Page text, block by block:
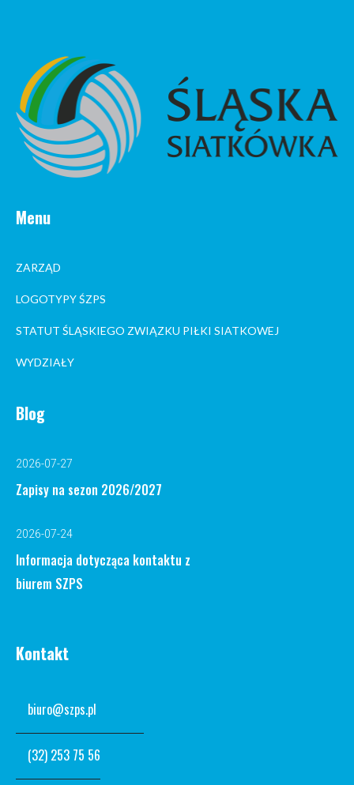
Menu
ZARZĄD
LOGOTYPY ŚZPS
STATUT ŚLĄSKIEGO ZWIĄZKU PIŁKI SIATKOWEJ
WYDZIAŁY
Blog
2026-07-27
Zapisy na sezon 2026/2027
2026-07-24
Informacja dotycząca kontaktu z
biurem SZPS
Kontakt
biuro@szps.pl
(32) 253 75 56